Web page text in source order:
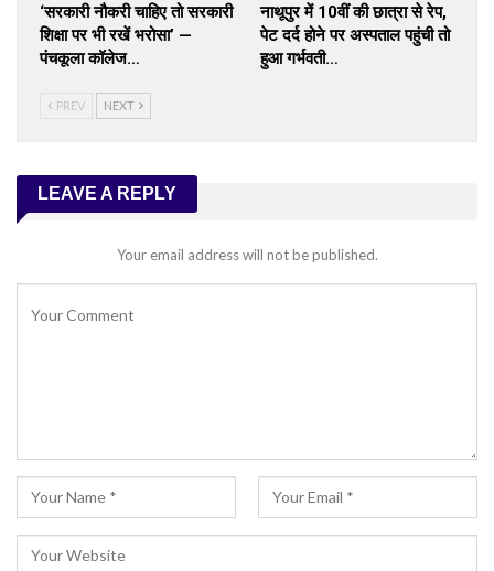
‘सरकारी नौकरी चाहिए तो सरकारी
शिक्षा पर भी रखें भरोसा’ —
पंचकूला कॉलेज…
नाथूपुर में 10वीं की छात्रा से रेप,
पेट दर्द होने पर अस्पताल पहुंची तो
हुआ गर्भवती…
PREV NEXT
LEAVE A REPLY
Your email address will not be published.